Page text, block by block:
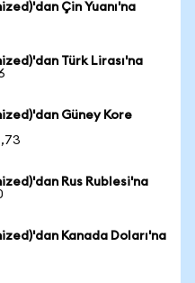
Çin Yuanı'na
Türk Lirası'na
Güney Kore
Rus Rublesi'na
Kanada Doları'na